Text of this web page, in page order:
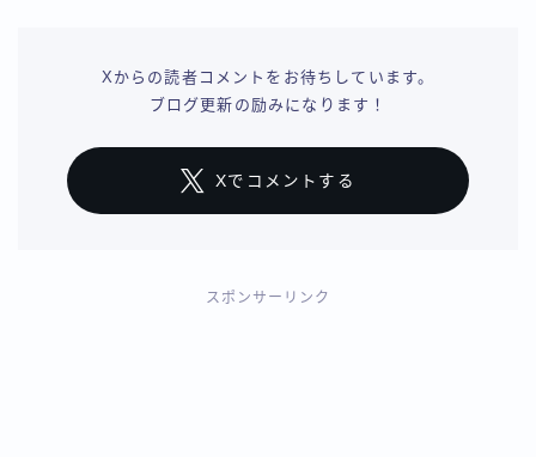
Xからの読者コメントをお待ちしています。
ブログ更新の励みになります！
Xでコメントする
スポンサーリンク